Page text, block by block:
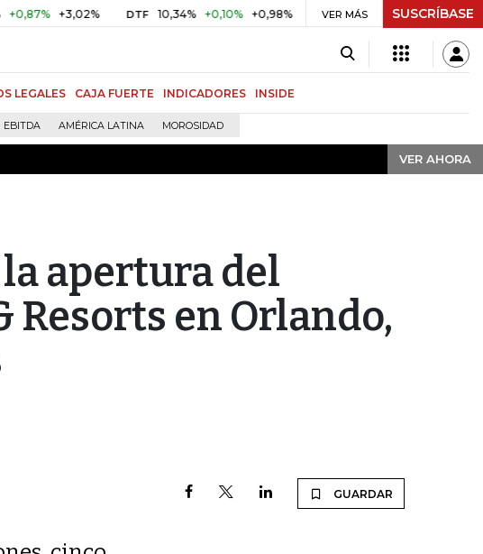
+3,02% DTF 10,34% +0,10% +0,98% UVR $ 416,86 +$ 0,05 +0,01%
VER MÁS SUSCRÍBASE
LEGALES CAJA FUERTE INDICADORES INSIDE
EBITDA AMÉRICA LATINA MOROSIDAD
VER AHORA
VER AHORA
apertura del
Resorts en Orlando,
GUARDAR